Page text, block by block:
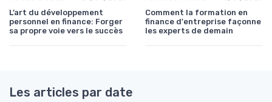
L’art du développement
personnel en finance: Forger
sa propre voie vers le succès
Comment la formation en
finance d'entreprise façonne
les experts de demain
Les articles par date